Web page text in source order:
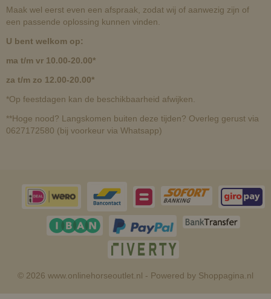
Maak wel eerst even een afspraak, zodat wij of aanwezig zijn of
een passende oplossing kunnen vinden.
U bent welkom op:
ma t/m vr 10.00-20.00*
za t/m zo 12.00-20.00*
*Op feestdagen kan de beschikbaarheid afwijken.
**Hoge nood? Langskomen buiten deze tijden? Overleg gerust via
0627172580 (bij voorkeur via Whatsapp)
© 2026 www.onlinehorseoutlet.nl - Powered by Shoppagina.nl